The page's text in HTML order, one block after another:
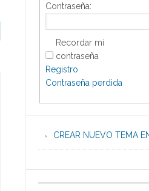
Contraseña:
Recordar mi
contraseña
Registro
Contraseña perdida
CREAR NUEVO TEMA